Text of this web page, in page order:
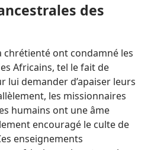
des
chrétienté ont condamné les
Africains, tel le fait de
lui demander d’apaiser leurs
les missionnaires
humains ont une âme
encouragé le culte de
enseignements